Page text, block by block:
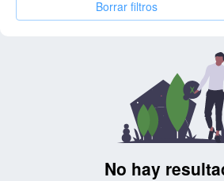
Borrar filtros
No hay